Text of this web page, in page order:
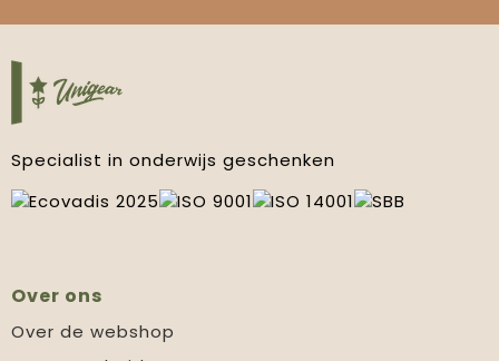
Specialist in onderwijs geschenken
Over ons
Over de webshop